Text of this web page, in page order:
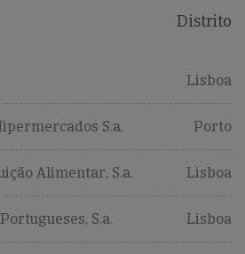
Distrito
Lisboa
S.a. Porto
Alimentar, S.a. Lisboa
S.a. Lisboa